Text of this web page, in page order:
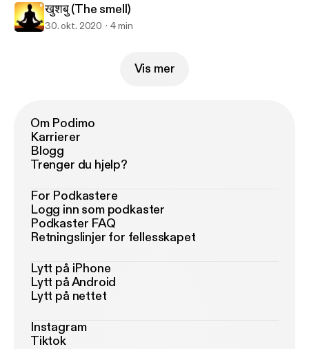
खुशबु (The smell)
30. okt. 2020 4 min
Vis mer
Om Podimo
Karrierer
Blogg
Trenger du hjelp?
For Podkastere
Logg inn som podkaster
Podkaster FAQ
Retningslinjer for fellesskapet
Lytt på iPhone
Lytt på Android
Lytt på nettet
Instagram
Tiktok